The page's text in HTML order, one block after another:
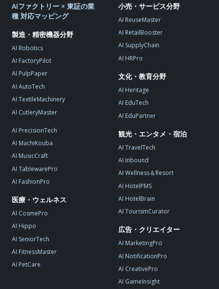
AIファクトリー × 東証の業
種 対応マッピング
製造・精密機器分野
AI Robotics
AI FactoryPilot
AI PulpPaper
AI AutoTech
AI TextileMachinery
AI CutleryMaster
AI PrecisionTech
AI MachiKouba
AI MusicCraft
AI TablewarePro
AI FashionPro
医療・ウェルネス
AI CosmePro
AI Hippo
AI SeniorTech
AI FitnessMaster
AI PetCare
小売・サービス分野
AI ReuseMaster
AI RetailBooster
AI SupplyChain
AI HRPro
文化・教育分野
AI Heritage
AI EduTech
AI EduPartner
観光・エンタメ・宿泊
AI TravelTech
AI Inbound
AI Wellness＆Resort
AI HotelPMS
AI HotelBrain
AI TourismCurator
広告・クリエイター
AI MarketingPro
AI NotificationPro
AI CreativePro
AI GameInsight